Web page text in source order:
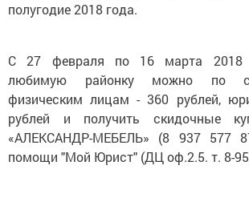
полугодие 2018 года.
С 27 февраля по 16 марта 2018
любимую районку можно по
физическим лицам - 360 рублей,
рублей и получить скидочные
«АЛЕКСАНДР-МЕБЕЛЬ» (8 937 577
помощи "Мой Юрист" (ДЦ оф.2.5. т. 8-